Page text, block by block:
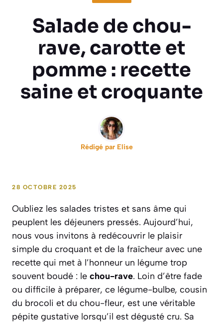
Salade de chou-
rave, carotte et
pomme : recette
saine et croquante
Rédigé par Elise
28 OCTOBRE 2025
Oubliez les salades tristes et sans âme qui
peuplent les déjeuners pressés. Aujourd’hui,
nous vous invitons à redécouvrir le plaisir
simple du croquant et de la fraîcheur avec une
recette qui met à l’honneur un légume trop
souvent boudé : le chou-rave. Loin d’être fade
ou difficile à préparer, ce légume-bulbe, cousin
du brocoli et du chou-fleur, est une véritable
pépite gustative lorsqu’il est dégusté cru. Sa